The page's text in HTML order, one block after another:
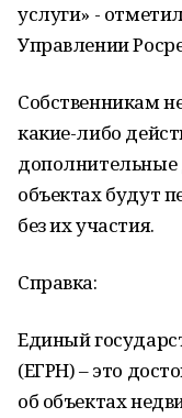
услуги» -
Управлении
Собственникам
какие-либо
дополнительные
объектах будут
без их участия.
Справка:
Единый
(ЕГРН) – это
об объектах